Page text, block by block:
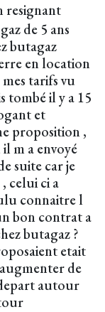
resignant
de 5 ans
butagaz
en location
tarifs vu
tombé il y a 15
et
proposition ,
m a envoyé
suite car je
celui ci a
connaitre l
bon contrat a
butagaz ?
etait
de
autour